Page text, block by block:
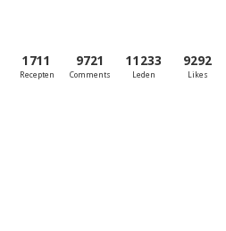
1711
Recepten
9721
Comments
11233
Leden
9292
Likes